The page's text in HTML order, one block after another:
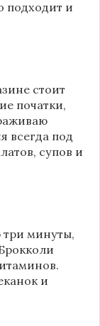
подходит и
стоит
початки,
всегда под
супов и
три минуты,
и